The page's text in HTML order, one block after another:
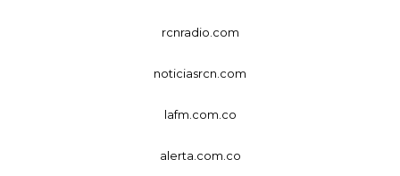
rcnradio.com
noticiasrcn.com
lafm.com.co
alerta.com.co